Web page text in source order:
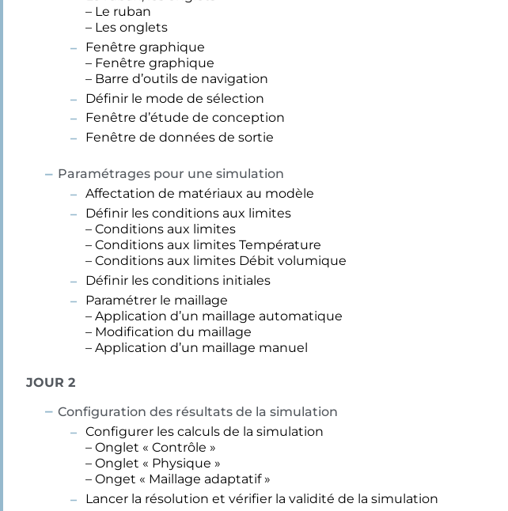
– Le ruban
– Les onglets
Fenêtre graphique
– Fenêtre graphique
– Barre d’outils de navigation
Définir le mode de sélection
Fenêtre d’étude de conception
Fenêtre de données de sortie
Paramétrages pour une simulation
Affectation de matériaux au modèle
Définir les conditions aux limites
– Conditions aux limites
– Conditions aux limites Température
– Conditions aux limites Débit volumique
Définir les conditions initiales
Paramétrer le maillage
– Application d’un maillage automatique
– Modification du maillage
– Application d’un maillage manuel
JOUR 2
Configuration des résultats de la simulation
Configurer les calculs de la simulation
– Onglet « Contrôle »
– Onglet « Physique »
– Onget « Maillage adaptatif »
Lancer la résolution et vérifier la validité de la simulation